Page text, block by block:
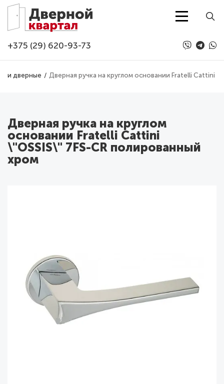
Перейти к основному содержанию
+375 (29) 620-93-73
дверные Дверная ручка на круглом основании Fratelli Cattini
Дверная ручка на круглом
основании Fratelli Cattini
\"OSSIS\" 7FS-CR полированный
хром